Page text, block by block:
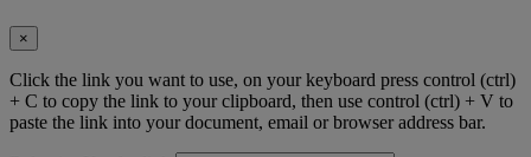
×
Click the link you want to use, on your keyboard press control (ctrl)
+ C to copy the link to your clipboard, then use control (ctrl) + V to
paste the link into your document, email or browser address bar.